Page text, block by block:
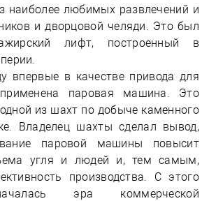
наиболее любимых развлечений и
и дворцовой челяди. Это был
лифт, построенный в
в качестве привода для
паровая машина. Это
из шахт по добыче каменного
Владелец шахты сделал вывод,
паровой машины повысит
угля и людей и, тем самым,
производства. С этого
эра коммерческой